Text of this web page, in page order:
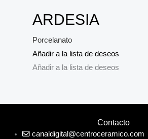
ARDESIA
Porcelanato
Añadir a la lista de deseos
Añadir a la lista de deseos
Contacto
canaldigital@centroceramico.com